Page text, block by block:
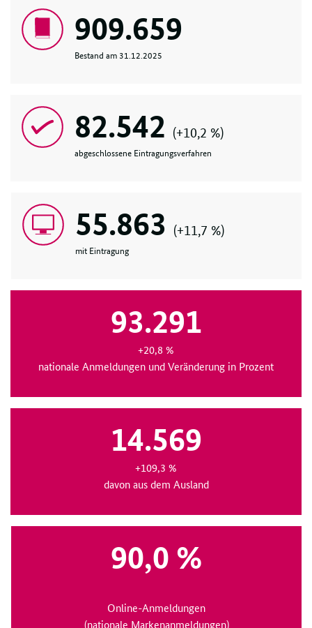
909.659
Bestand am 31.12.2025
82.542 (+10,2 %)
abgeschlossene Eintragungsverfahren
55.863 (+11,7 %)
mit Eintragung
93.291
+20,8 %
nationale Anmeldungen und Veränderung in Prozent
14.569
+109,3 %
davon aus dem Ausland
90,0 %
Online-Anmeldungen
(nationale Markenanmeldungen)